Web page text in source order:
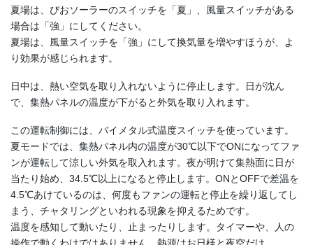
夏場は、びおソーラーのスイッチを「夏」、風量スイッチがある
場合は「強」にしてください。
夏場は、風量スイッチを「強」にして換気量を増やすほうが、よ
り効果が感じられます。
日中は、熱い空気を取り入れないように停止します。日が沈ん
で、集熱パネルの温度が下がると外気を取り入れます。
この運転制御には、バイメタル式温度スイッチを使っています。
夏モードでは、集熱パネル内の温度が30℃以下でONになってファ
ンが運転して涼しい外気を取入れます。夜が明けて集熱面に日が
当たり始め、34.5℃以上になると停止します。ONとOFFで差温を
4.5℃あけているのは、何度もファンの運転と停止を繰り返してし
まう、チャタリングといわれる現象を抑えるためです。
温度を感知して動いたり、止まったりします。タイマーや、人の
操作で動くわけではありません。熱源はお日様と夜空だけ。